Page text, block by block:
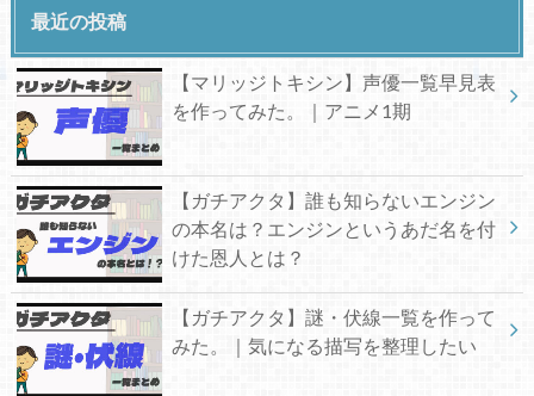
最近の投稿
【マリッジトキシン】声優一覧早見表
を作ってみた。｜アニメ1期
【ガチアクタ】誰も知らないエンジン
の本名は？エンジンというあだ名を付
けた恩人とは？
【ガチアクタ】謎・伏線一覧を作って
みた。｜気になる描写を整理したい